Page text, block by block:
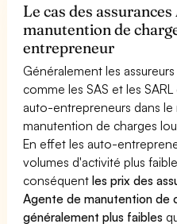
Le cas des
manutention de
entrepreneur
Généralement les
comme les SAS et les
auto-entrepreneurs dans
manutention de charges
En effet les auto-
volumes d'activité plus
conséquentles prix des
Agente de manutention de
généralement plus faibles